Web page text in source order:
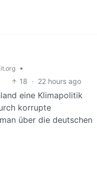
•
18 · 22 hours ago
eine Klimapolitik
korrupte
über die deutschen